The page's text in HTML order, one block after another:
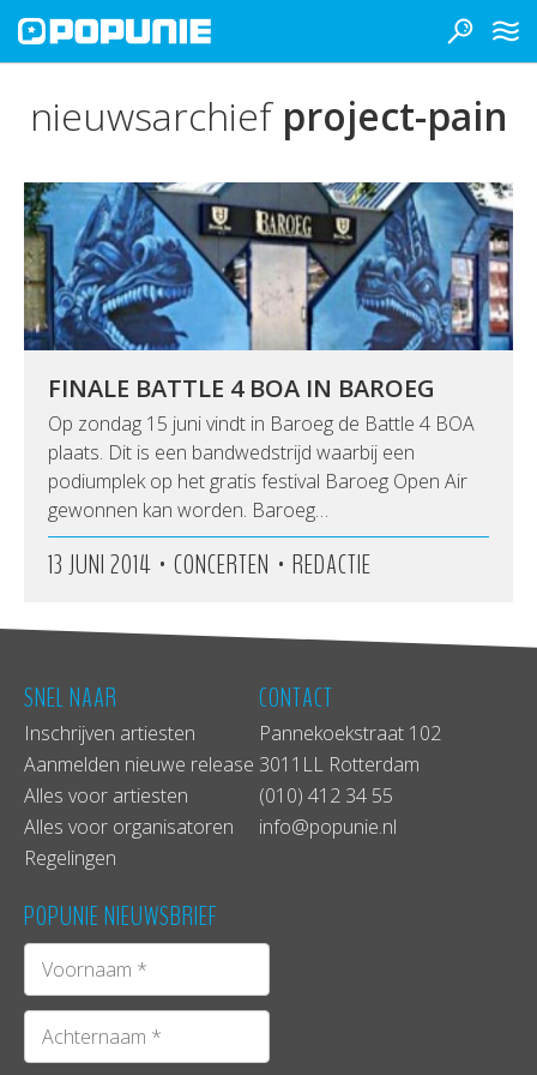
nieuwsarchief project-pain
FINALE BATTLE 4 BOA IN BAROEG
Op zondag 15 juni vindt in Baroeg de Battle 4 BOA
plaats. Dit is een bandwedstrijd waarbij een
podiumplek op het gratis festival Baroeg Open Air
gewonnen kan worden. Baroeg…
13 JUNI 2014 • CONCERTEN • REDACTIE
SNEL NAAR
Inschrijven artiesten
Aanmelden nieuwe release
Alles voor artiesten
Alles voor organisatoren
Regelingen
CONTACT
Pannekoekstraat 102
3011LL Rotterdam
(010) 412 34 55
info@popunie.nl
POPUNIE NIEUWSBRIEF